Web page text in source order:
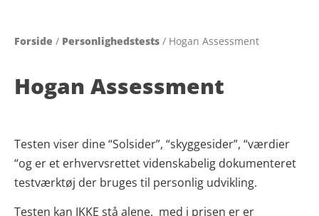
Forside / Personlighedstests / Hogan Assessment
Hogan Assessment
Testen viser dine “Solsider”, “skyggesider”, “værdier
“og er et erhvervsrettet videnskabelig dokumenteret
testværktøj der bruges til personlig udvikling.
Testen kan IKKE stå alene, med i prisen er er